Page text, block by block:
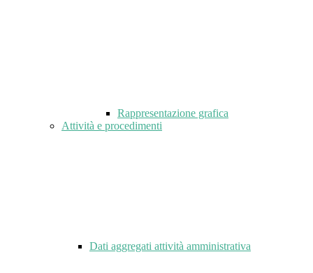
Rappresentazione grafica
Attività e procedimenti
Dati aggregati attività amministrativa